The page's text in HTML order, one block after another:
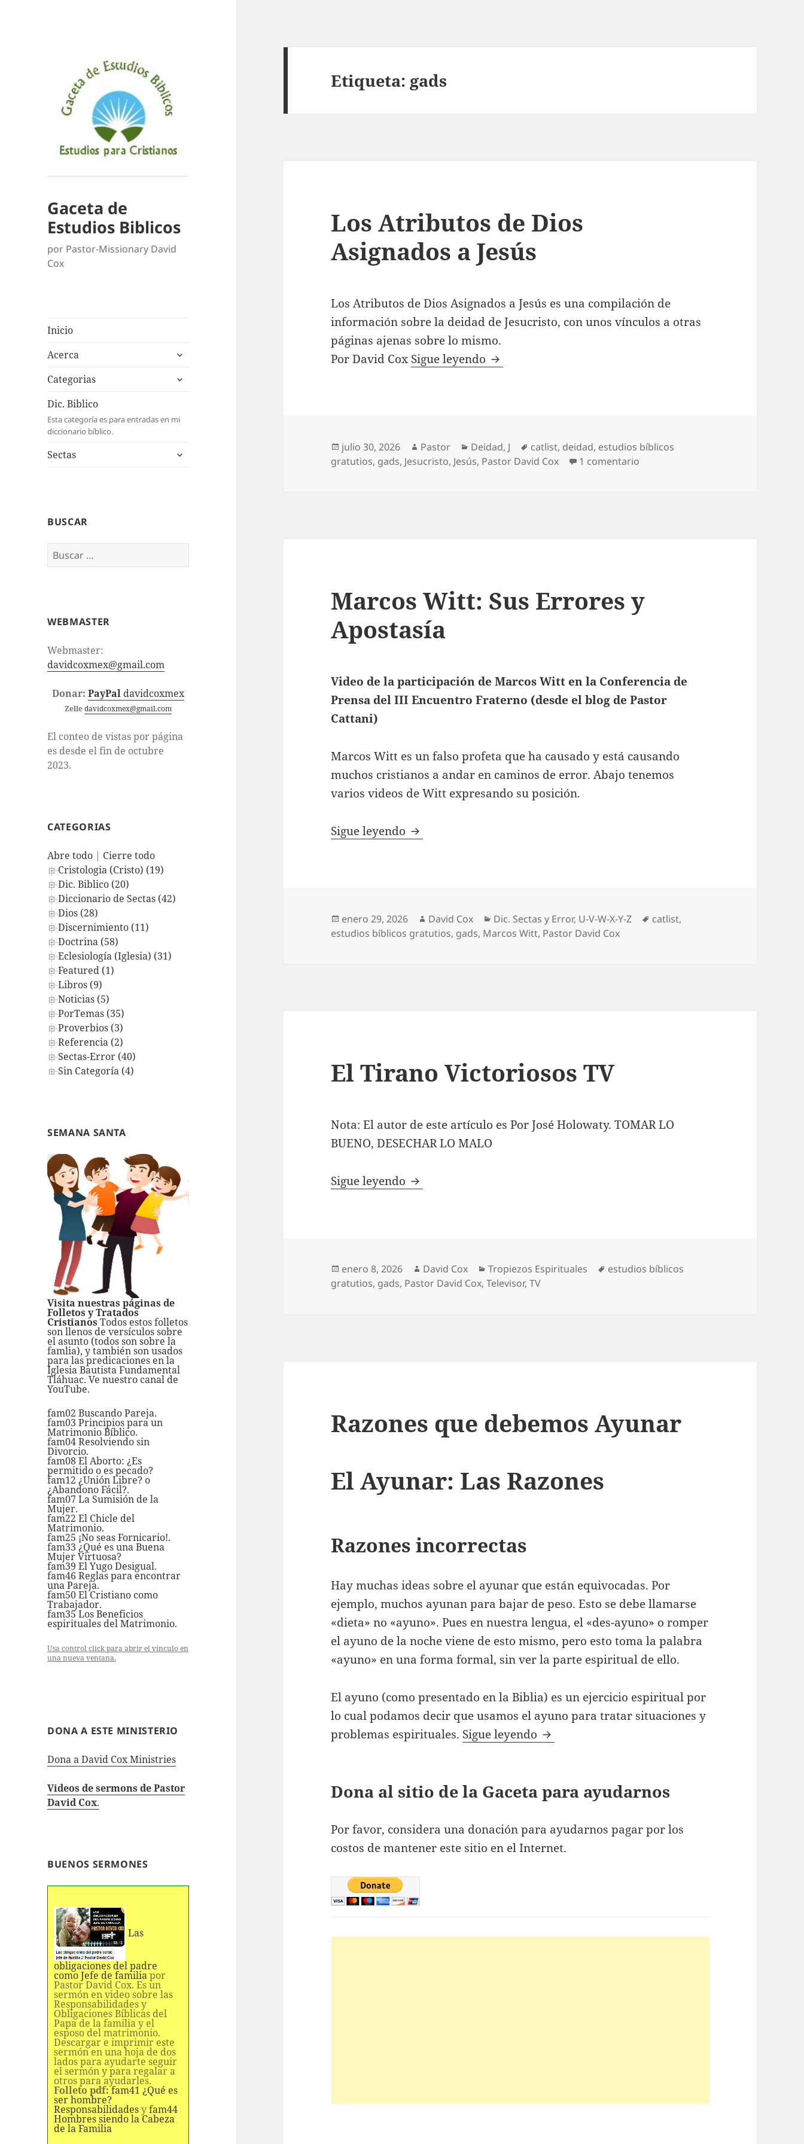
Gaceta de
Estudios Biblicos
por Pastor-Missionary David
Cox
Inicio
Acerca
expande
menú
Categorias
expande
inferior
Dic. Biblico
Esta categoría es para entradas en mi
diccionario bíblico.
Sectas
expande
BUSCAR
Buscar:
WEBMASTER
Webmaster:
davidcoxmex@gmail.com
Donar: PayPal davidcoxmex
Zelledavidcoxmex@gmail.com
El conteo de vistas por página
es desde el fin de octubre
2023.
CATEGORIAS
Abre todo | Cierre todo
Cristologia (Cristo) (19)
Dic. Biblico (20)
Diccionario de Sectas (42)
Dios (28)
Discernimiento (11)
Doctrina (58)
Eclesiología (Iglesia) (31)
Featured (1)
Libros (9)
Noticias (5)
PorTemas (35)
Proverbios (3)
Referencia (2)
Sectas-Error (40)
Sin Categoría (4)
SEMANA SANTA
Visita nuestras páginas de
Folletos y Tratados
Cristianos Todos estos folletos
son llenos de versículos sobre
el asunto (todos son sobre la
famlia), y también son usados
para las predicaciones en la
Iglesia Bautista Fundamental
Tláhuac. Ve nuestro canal de
YouTube.
fam02 Buscando Pareja.
fam03 Principios para un
Matrimonio Bíblico.
fam04 Resolviendo sin
Divorcio.
fam08 El Aborto: ¿Es
permitido o es pecado?
fam12 ¿Unión Libre? o
¿Abandono Fácil?.
fam07 La Sumisión de la
Mujer.
fam22 El Chicle del
Matrimonio.
fam25 ¡No seas Fornicario!.
fam33 ¿Qué es una Buena
Mujer Virtuosa?
fam39 El Yugo Desigual.
fam46 Reglas para encontrar
una Pareja.
fam50 El Cristiano como
Trabajador.
fam35 Los Beneficios
espirituales del Matrimonio.
Usa control click para abrir el vínculo en
una nueva ventana.
DONA A ESTE MINISTERIO
Dona a David Cox Ministries
Videos de sermons de Pastor
David Cox.
BUENOS SERMONES
Las
obligaciones del padre
como Jefe de familiapor
Pastor David Cox. Es un
sermón en video sobre las
Responsabilidades y
Obligaciones Bíblicas del
Papa de la familia y el
esposo del matrimonio.
Descargar e imprimir este
sermón en una hoja de dos
lados para ayudarte seguir
el sermón y para regalar a
otros para ayudarles.
Folleto pdf:fam41 ¿Qué es
ser hombre?
Responsabilidadesyfam44
Hombres siendo la Cabeza
de la Familia
Etiqueta: gads
Los Atributos de Dios
Asignados a Jesús
Los Atributos de Dios Asignados a Jesús es una compilación de
información sobre la deidad de Jesucristo, con unos vínculos a otras
páginas ajenas sobre lo mismo.
Por David Cox Sigue leyendo Los Atributos de Dios Asignados a Jesús
Publicado
el
julio 30, 2026 Autor
Pastor Categorías
Deidad, J Etiquetas
catlist, deidad, estudios bíblicos
gratutios, gads, Jesucristo, Jesús, Pastor David Cox 1 comentario
Marcos Witt: Sus Errores y
Apostasía
Video de la participación de Marcos Witt en la Conferencia de
Prensa del III Encuentro Fraterno (desde el blog de Pastor
Cattani)
Marcos Witt es un falso profeta que ha causado y está causando
muchos cristianos a andar en caminos de error. Abajo tenemos
varios videos de Witt expresando su posición.
Sigue leyendo Marcos Witt: Sus Errores y Apostasía
Publicado
el
enero 29, 2026 Autor
David Cox Categorías
Dic. Sectas y Error, U-V-W-X-Y-Z Etiquetas
catlist,
estudios bíblicos gratutios, gads, Marcos Witt, Pastor David Cox
El Tirano Victoriosos TV
Nota: El autor de este artículo es Por José Holowaty. TOMAR LO
BUENO, DESECHAR LO MALO
Sigue leyendo El Tirano Victoriosos TV
Publicado
el
enero 8, 2026 Autor
David Cox Categorías
Tropiezos Espirituales Etiquetas
estudios bíblicos
gratutios, gads, Pastor David Cox,Televisor,TV
Razones que debemos Ayunar
El Ayunar: Las Razones
Razones incorrectas
Hay muchas ideas sobre el ayunar que están equivocadas. Por
ejemplo, muchos ayunan para bajar de peso. Esto se debe llamarse
«dieta» no «ayuno». Pues en nuestra lengua, el «des-ayuno» o romper
el ayuno de la noche viene de esto mismo, pero esto toma la palabra
«ayuno» en una forma formal, sin ver la parte espiritual de ello.
El ayuno (como presentado en la Biblia) es un ejercicio espiritual por
lo cual podamos decir que usamos el ayuno para tratar situaciones y
problemas espirituales. Sigue leyendo Razones que debemos Ayunar
Dona al sitio de la Gaceta para ayudarnos
Por favor, considera una donación para ayudarnos pagar por los
costos de mantener este sitio en el Internet.